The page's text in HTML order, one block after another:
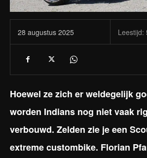
28 augustus 2025 Leestijd:
Hoewel ze zich er weldegelijk
worden Indians nog niet vaak
verbouwd. Zelden zie je een
extreme custombike. Florian